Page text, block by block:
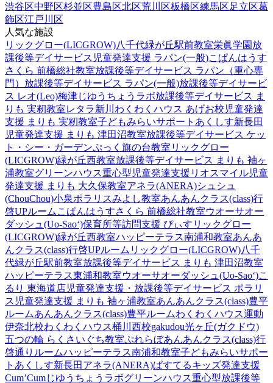
渋谷区中野区杉並区豊島区北区荒川区板橋区練馬区足立区葛
飾区江戸川区
人気な施設
リックグロー(LICGROW)八千代緑が丘駅前教室栄眞学園放
課後等デイサービス 児童発達支援 ラパン(一般)こぱんはうす
さくら 前橋総社教室放課後等デイサービス ラパン（重心専
門） 放課後等デイサービス ラパン(一般)放課後等デイサービ
ス レオ(Leo)梅津じゆうちょうラボ放課後等デイサービス ま
りも 実籾教室レタラ新川 わくわくハウス あげお校 児童発達
支援 まりも 実籾教室子どもみらいサポートあくしす新長田
児童発達支援 まりも 津田沼教室放課後等デイサービス ケッ
ト・シー・ガーデンぷっく旗の台教室 リックグロー
(LICGROW)緑が丘西教室放課後等デイサービス まりも 袖ヶ
浦教室グリーンハウス重心型児童発達支援 リオスマイル児童
発達支援 まりも 大久保教室アネラ(ANERA)シュシュ
(ChouChou)小泉ポラリスみよし教室あんあんクラス(class)行
啓UPルーム こぱんはうすさくら 前橋総社教室ウオーサオー
ダッシュ(Uo-Sao‘)保育所等訪問支援 ぴぃす リックグロー
(LICGROW)緑が丘西教室ハッピーテラス南浦和教室あんあ
んクラス(class)行啓UPルーム リックグロー(LICGROW)八千
代緑が丘駅前教室放課後等デイサービス まりも 津田沼教室
ハッピーテラス東浦和教室ウオーサオーダッシュ(Uo-Sao‘)こ
るり 東海道店児童発達支援・放課後等デイサービス ポラリ
ス 児童発達支援 まりも 袖ヶ浦教室あんあんクラス(class)豊平
ルームあんあんクラス(class)豊平ルームわくわくハウス運動
伊奈北校わくわくハウス桶川西校gakudou光ヶ丘(ガクドウ)
五つの輪 らくさいぐち教室ぷれらぼあんあんクラス(class)行
啓通りルームハッピーテラス南浦和教室子どもみらいサポー
トあくしす新長田 アネラ(ANERA)ぱすてるキッズ発達支援
Cum’Cumじゆうちょうラボグリーンハウス重心型放課後等